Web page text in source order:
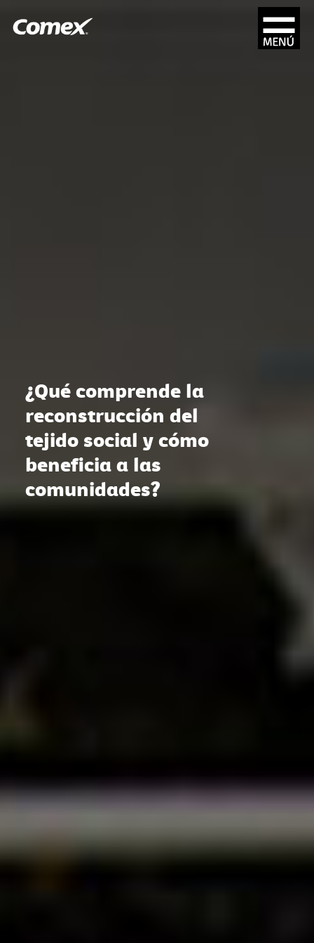
¿Qué comprende la
reconstrucción del
tejido social y cómo
beneficia a las
comunidades?